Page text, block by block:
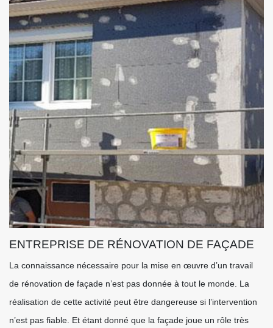
ENTREPRISE DE RÉNOVATION DE FAÇADE
La connaissance nécessaire pour la mise en œuvre d’un travail
de rénovation de façade n’est pas donnée à tout le monde. La
réalisation de cette activité peut être dangereuse si l’intervention
n’est pas fiable. Et étant donné que la façade joue un rôle très